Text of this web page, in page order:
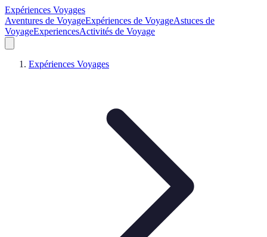
Expériences Voyages
Aventures de VoyageExpériences de VoyageAstuces de
VoyageExperiencesActivités de Voyage
Expériences Voyages